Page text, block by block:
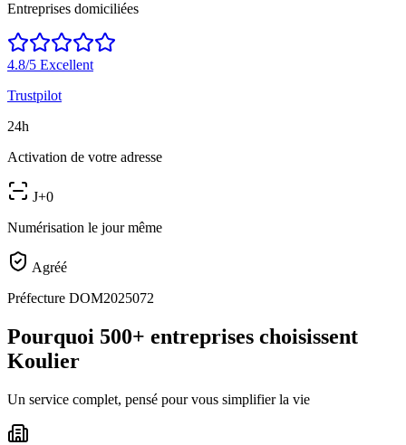
Entreprises domiciliées
4.8/5 Excellent
Trustpilot
24h
Activation de votre adresse
J+0
Numérisation le jour même
Agréé
Préfecture DOM2025072
Pourquoi 500+ entreprises choisissent
Koulier
Un service complet, pensé pour vous simplifier la vie